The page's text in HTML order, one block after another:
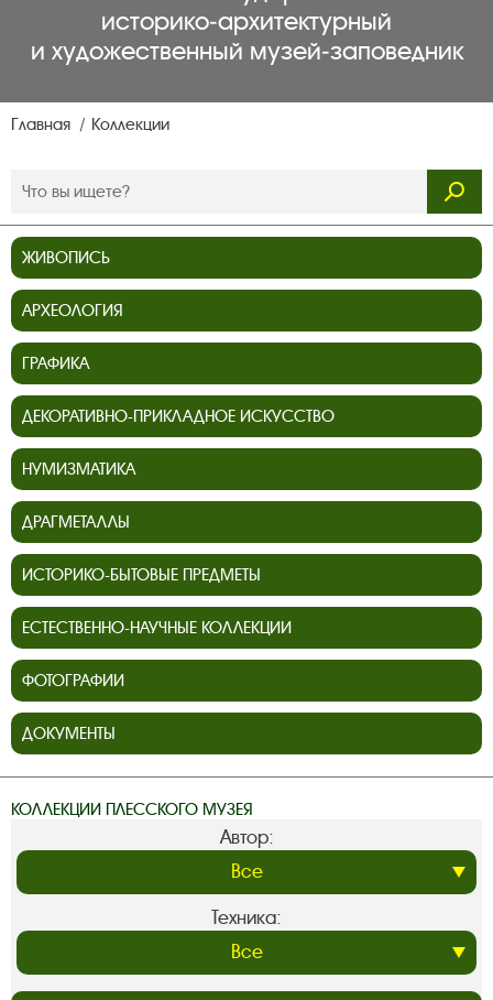
историко‑архитектурный
и художественный музей‑заповедник
Главная Коллекции
ЖИВОПИСЬ
АРХЕОЛОГИЯ
ГРАФИКА
ДЕКОРАТИВНО-ПРИКЛАДНОЕ ИСКУССТВО
НУМИЗМАТИКА
ДРАГМЕТАЛЛЫ
ИСТОРИКО-БЫТОВЫЕ ПРЕДМЕТЫ
ЕСТЕСТВЕННО-НАУЧНЫЕ КОЛЛЕКЦИИ
ФОТОГРАФИИ
ДОКУМЕНТЫ
КОЛЛЕКЦИИ ПЛЕССКОГО МУЗЕЯ
Автор:
Техника: